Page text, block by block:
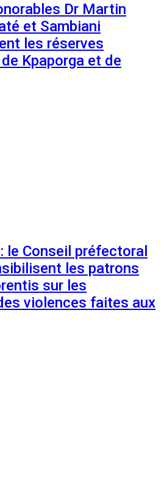
Dr Martin
et Sambiani
les réserves
Kpaporga et de
le Conseil préfectoral
les patrons
sur les
violences faites aux